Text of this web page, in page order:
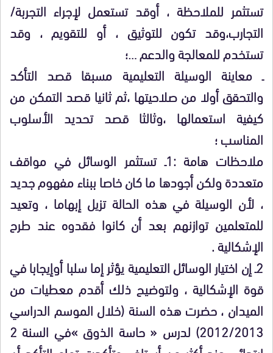
تستثمر للملاحظة ، أوقد تستعمل لإجراء التجربة/
التجارب،وقد تكون للتوثيق ، أو للتقويم ، وقد
تستخدم للمعالجة والدعم …؛
ـ معاينة الوسيلة التعليمية مسبقا قصد التأكد
والتحقق أولا من صلاحيتها ،ثم ثانيا قصد التمكن من
كيفية استعمالها ،وثالثا قصد تحديد الأسلوب
المناسب ؛
ملاحظات هامة :1ـ تستثمر الوسائل في مواقف
متعددة ولكن أجودها ما كان خاصا ببناء مفهوم جديد
، لأن الوسيلة في هذه الحالة تزيل إبهاما ، وتعيد
للمتعلمين توازنهم بعد أن كانوا فقدوه عند طرح
الإشكالية .
2ـ إن اختيار الوسائل التعليمية يؤثر إما سلبا أوإيجابا في
قوة الإشكالية ، ولتوضيح ذلك أقدم معطيات من
الميدان ، حضرت هذه السنة (خلال الموسم الدراسي
2012/2013) لدرس « حاسة الذوق »في السنة 2